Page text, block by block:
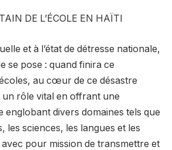
DE L’ÉCOLE EN HAÏTI
et à l’état de détresse nationale,
se pose : quand finira ce
au cœur de ce désastre
rôle vital en offrant une
englobant divers domaines tels que
les sciences, les langues et les
pour mission de transmettre et